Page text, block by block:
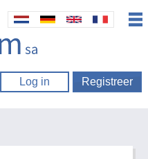
Log in Registreer